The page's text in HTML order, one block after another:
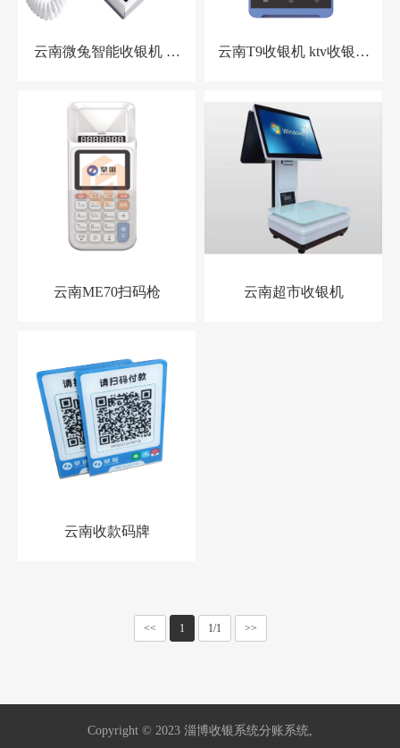
云南微兔智能收银机 零
云南T9收银机 ktv收银系
店预授权收银系统
云南ME70扫码枪 云南超市收银机
云南收款码牌
<< 1 1/1 >>
Copyright © 2023 淄博收银系统分账系统,